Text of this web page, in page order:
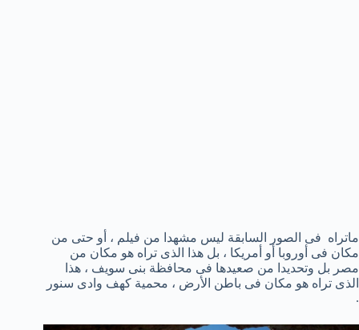
ماتراه فى الصور السابقة ليس مشهدا من فيلم ، أو حتى من
مكان فى أوروبا أو أمريكا ، بل هذا الذى تراه هو مكان من
مصر بل وتحديدا من صعيدها فى محافظة بنى سويف ، هذا
الذى تراه هو مكان فى باطن الأرض ، محمية كهف وادى سنور
.